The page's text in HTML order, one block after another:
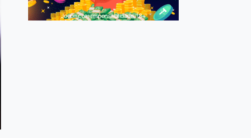
Jogue com responsabilidade. 18+